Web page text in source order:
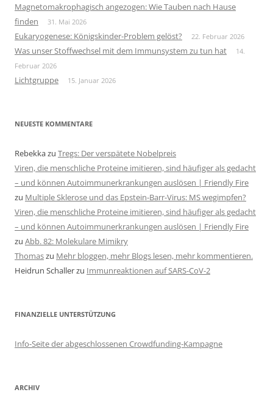
Magnetomakrophagisch angezogen: Wie Tauben nach Hause
finden
31. Mai 2026
Eukaryogenese: Königskinder-Problem gelöst? 22. Februar 2026
Was unser Stoffwechsel mit dem Immunsystem zu tun hat
14.
Februar 2026
Lichtgruppe 15. Januar 2026
NEUESTE KOMMENTARE
Rebekkazu Tregs: Der verspätete Nobelpreis
Viren, die menschliche Proteine imitieren, sind häufiger als gedacht
– und können Autoimmunerkrankungen auslösen | Friendly Fire
zu Multiple Sklerose und das Epstein-Barr-Virus: MS wegimpfen?
Viren, die menschliche Proteine imitieren, sind häufiger als gedacht
– und können Autoimmunerkrankungen auslösen | Friendly Fire
zu Abb. 82: Molekulare Mimikry
Thomaszu Mehr bloggen, mehr Blogs lesen, mehr kommentieren.
Heidrun Schallerzu Immunreaktionen auf SARS-CoV-2
FINANZIELLE UNTERSTÜTZUNG
Info-Seite der abgeschlossenen Crowdfunding-Kampagne
ARCHIV